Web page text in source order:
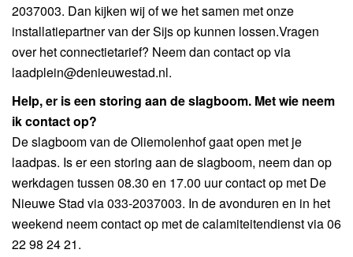
2037003. Dan kijken wij of we het samen met onze
installatiepartner van der Sijs op kunnen lossen.Vragen
over het connectietarief? Neem dan contact op via
laadplein@denieuwestad.nl.
Help, er is een storing aan de slagboom. Met wie neem
ik contact op?
De slagboom van de Oliemolenhof gaat open met je
laadpas. Is er een storing aan de slagboom, neem dan op
werkdagen tussen 08.30 en 17.00 uur contact op met De
Nieuwe Stad via 033-2037003. In de avonduren en in het
weekend neem contact op met de calamiteitendienst via 06
22 98 24 21.